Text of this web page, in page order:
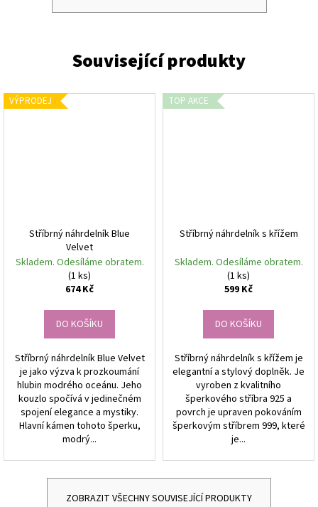
VÝPRODEJ
Stříbrný náhrdelník Blue
Velvet
Skladem. Odesíláme obratem.
(1 ks)
674 Kč
DO KOŠÍKU
Stříbrný náhrdelník Blue Velvet
je jako výzva k prozkoumání
hlubin modrého oceánu. Jeho
kouzlo spočívá v jedinečném
spojení elegance a mystiky.
Hlavní kámen tohoto šperku,
modrý...
TOP AKCE
Stříbrný náhrdelník s křížem
Skladem. Odesíláme obratem.
(1 ks)
599 Kč
DO KOŠÍKU
Stříbrný náhrdelník s křížem je
elegantní a stylový doplněk. Je
vyroben z kvalitního
šperkového stříbra 925 a
povrch je upraven pokováním
šperkovým stříbrem 999, které
je...
ZOBRAZIT VŠECHNY SOUVISEJÍCÍ PRODUKTY